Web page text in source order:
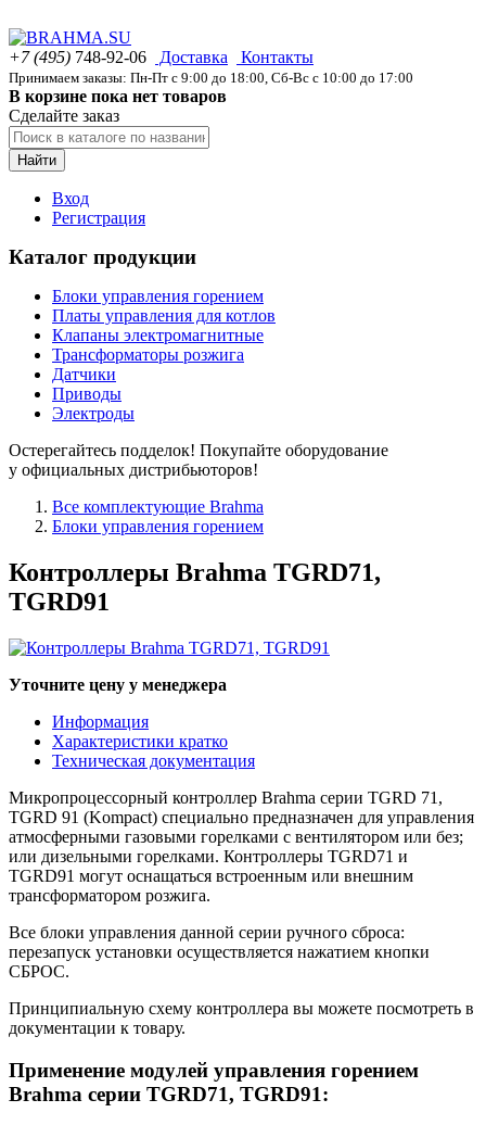
+7 (495) 748-92-06 Доставка Контакты
Принимаем заказы: Пн-Пт с 9:00 до 18:00, Сб-Вс с 10:00 до 17:00
В корзине пока нет товаров
Сделайте заказ
Найти
Вход
Регистрация
Каталог продукции
Блоки управления горением
Платы управления для котлов
Клапаны электромагнитные
Трансформаторы розжига
Датчики
Приводы
Электроды
Остерегайтесь подделок! Покупайте оборудование
у официальных дистрибьюторов!
Все комплектующие Brahma
Блоки управления горением
Контроллеры Brahma TGRD71,
TGRD91
Уточните цену у менеджера
Информация
Характеристики кратко
Техническая документация
Микропроцессорный контроллер Brahma серии TGRD 71,
TGRD 91 (Kompact) специально предназначен для управления
атмосферными газовыми горелками с вентилятором или без;
или дизельными горелками. Контроллеры TGRD71 и
TGRD91 могут оснащаться встроенным или внешним
трансформатором розжига.
Все блоки управления данной серии ручного сброса:
перезапуск установки осуществляется нажатием кнопки
СБРОС.
Принципиальную схему контроллера вы можете посмотреть в
документации к товару.
Применение модулей управления горением
Brahma серии TGRD71, TGRD91: